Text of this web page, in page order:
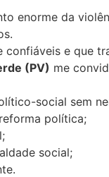
enorme da
confiáveis e que
(PV) me
social sem
política;
social;